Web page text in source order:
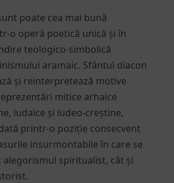
poate cea mai bună
o operă poetică unică și în
teologico-simbolică
aramaic. Sfântul diacon
și reinterpretează motive
mitice arhaice
iudaice și iudeo-creștine,
printr-o poziție consecvent
insurmontabile în care se
alegorismul spiritualist, cât și